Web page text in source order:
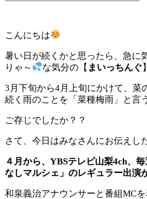
こんにちは
暑い日が続くかと思ったら、急に
りゃ～
な気分の【 まいっちんぐ
3月下旬から4月上旬にかけて、菜
続く雨のことを「菜種梅雨」と言
ご存じでしたか？？
さて、今日はみなさんにお伝えし
４月から、YBSテレビ山梨4ch、
なしマルシェ」のレギュラー出演
和泉義治アナウンサーと番組MCを